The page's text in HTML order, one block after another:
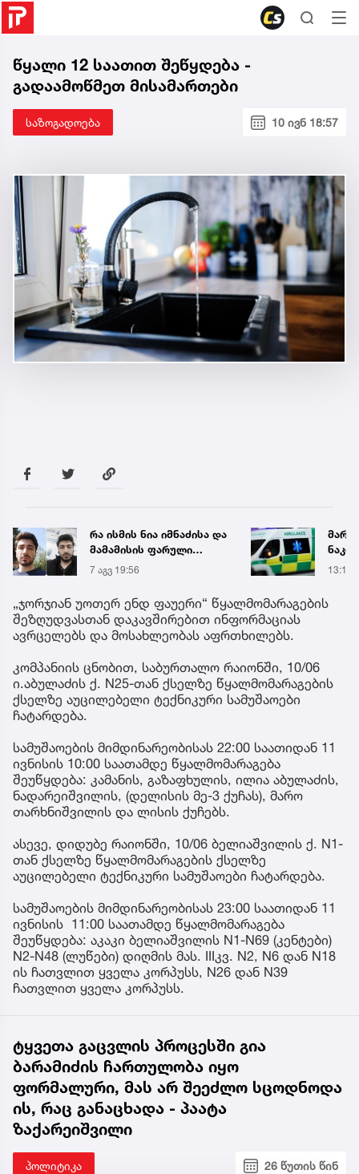
წყალი 12 საათით შეწყდება -
გადაამოწმეთ მისამართები
საზოგადოება 10 ივნ 18:57
რა ისმის ნია იმნაძისა და
მამამისის ფარული
ჩანაწერიდან - გიგა
ავალიანის მკვლელობის
საქმე
7 აგვ 19:56 13:15
„ჯორჯიან უოთერ ენდ ფაუერი“ წყალმომარაგების
შეზღუდვასთან დაკავშირებით ინფორმაციას
ავრცელებს და მოსახლეობას აფრთხილებს.
კომპანიის ცნობით, საბურთალო რაიონში, 10/06
ი.აბულაძის ქ. N25-თან ქსელზე წყალმომარაგების
ქსელზე აუცილებელი ტექნიკური სამუშაოები
ჩატარდება.
სამუშაოების მიმდინარეობისას 22:00 საათიდან 11
ივნისის 10:00 საათამდე წყალმომარაგება
შეუწყდება: კამანის, გაზაფხულის, ილია აბულაძის,
ნადარეიშვილის, (დელისის მე-3 ქუჩას), მარო
თარხნიშვილის და ლისის ქუჩებს.
ასევე, დიდუბე რაიონში, 10/06 ბელიაშვილის ქ. N1-
თან ქსელზე წყალმომარაგების ქსელზე
აუცილებელი ტექნიკური სამუშაოები ჩატარდება.
სამუშაოების მიმდინარეობისას 23:00 საათიდან 11
ივნისის 11:00 საათამდე წყალმომარაგება
შეუწყდება: აკაკი ბელიაშვილის N1-N69 (კენტები)
N2-N48 (ლუწები) დიღმის მას. IIIკვ. N2, N6 დან N18
ის ჩათვლით ყველა კორპუსს, N26 დან N39
ჩათვლით ყველა კორპუსს.
ტყვეთა გაცვლის პროცესში გია
ბარამიძის ჩართულობა იყო
ფორმალური, მას არ შეეძლო სცოდნოდა
ის, რაც განაცხადა - პაატა
ზაქარეიშვილი
პოლიტიკა 26 წუთის წინ